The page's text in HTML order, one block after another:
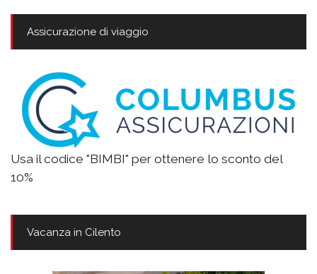
Assicurazione di viaggio
Usa il codice "BIMBI" per ottenere lo sconto del
10%
Vacanza in Cilento